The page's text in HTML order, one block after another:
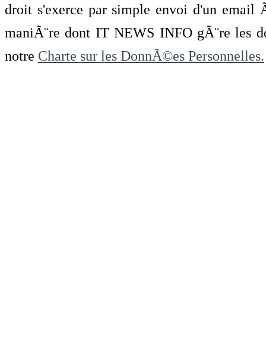
droit s'exerce par simple envoi d'un
maniÃ¨re dont IT NEWS INFO gÃ¨re les
notre Charte sur les DonnÃ©es Personnelles.